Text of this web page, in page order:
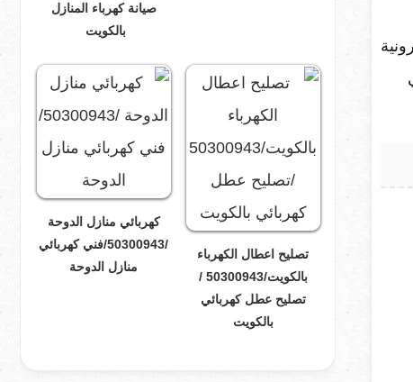
صيانة كهرباء المنازل
بالكويت
تصليح اعطال الكهرباء
بالكويت/50300943 /
تصليح عطل كهربائي
بالكويت
كهربائي منازل الدوحة
/50300943/فني كهربائي
منازل الدوحة